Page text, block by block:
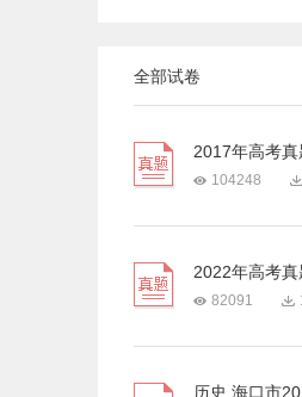
全部试卷
2017年高考
104248
2022年高考
82091
历史 海口市